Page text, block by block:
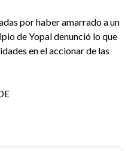
por haber amarrado a un
de Yopal denunció lo que
en el accionar de las